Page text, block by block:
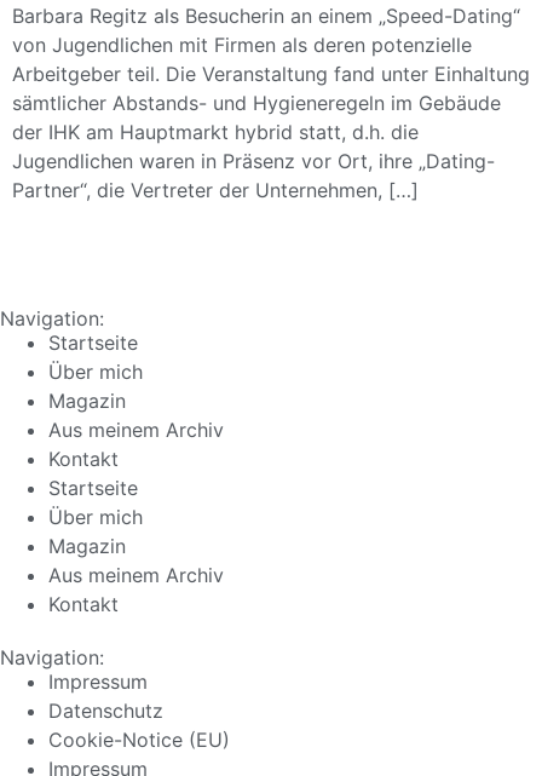
Barbara Regitz als Besucherin an einem „Speed-Dating“
von Jugendlichen mit Firmen als deren potenzielle
Arbeitgeber teil. Die Veranstaltung fand unter Einhaltung
sämtlicher Abstands- und Hygieneregeln im Gebäude
der IHK am Hauptmarkt hybrid statt, d.h. die
Jugendlichen waren in Präsenz vor Ort, ihre „Dating-
Partner“, die Vertreter der Unternehmen, […]
Navigation:
Startseite
Über mich
Magazin
Aus meinem Archiv
Kontakt
Startseite
Über mich
Magazin
Aus meinem Archiv
Kontakt
Navigation:
Impressum
Datenschutz
Cookie-Notice (EU)
Impressum